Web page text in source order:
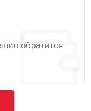
обратится